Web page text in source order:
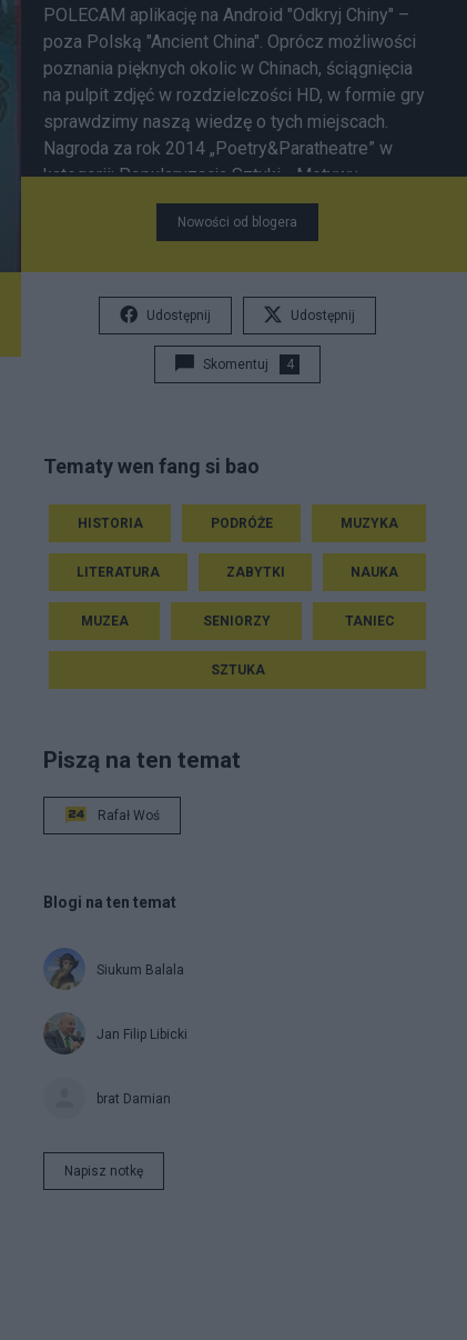
POLECAM aplikację na Android "Odkryj Chiny" –
poza Polską "Ancient China". Oprócz możliwości
poznania pięknych okolic w Chinach, ściągnięcia
na pulpit zdjęć w rozdzielczości HD, w formie gry
sprawdzimy naszą wiedzę o tych miejscach.
Nagroda za rok 2014 „Poetry&Paratheatre” w
kategorii: Popularyzacja Sztuki - Motywy
przyrodnicze w poezji chińskiej
Nowości od blogera
Udostępnij Udostępnij
Skomentuj 4
Tematy wen fang si bao
HISTORIA PODRÓŻE MUZYKA
LITERATURA ZABYTKI NAUKA
MUZEA SENIORZY TANIEC
SZTUKA
Piszą na ten temat
Rafał Woś
Blogi na ten temat
Siukum Balala
Jan Filip Libicki
brat Damian
Napisz notkę